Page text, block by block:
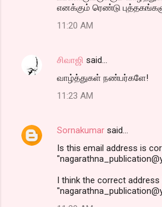
எனக்கும் ரெண்டு
11:20 AM
சிவாஜி said…
வாழ்த்துகள் நண்பர்களே!
11:23 AM
Sornakumar said…
Is this email address is
I think the correct address